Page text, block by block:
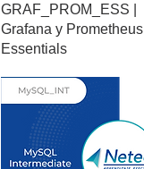
GRAF_PROM_ESS |
Grafana y Prometheus
Essentials